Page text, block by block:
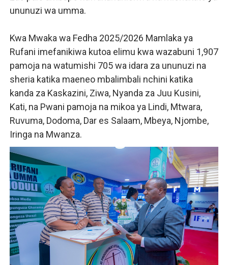
ununuzi wa umma.
Kwa Mwaka wa Fedha 2025/2026 Mamlaka ya
Rufani imefanikiwa kutoa elimu kwa wazabuni 1,907
pamoja na watumishi 705 wa idara za ununuzi na
sheria katika maeneo mbalimbali nchini katika
kanda za Kaskazini, Ziwa, Nyanda za Juu Kusini,
Kati, na Pwani pamoja na mikoa ya Lindi, Mtwara,
Ruvuma, Dodoma, Dar es Salaam, Mbeya, Njombe,
Iringa na Mwanza.